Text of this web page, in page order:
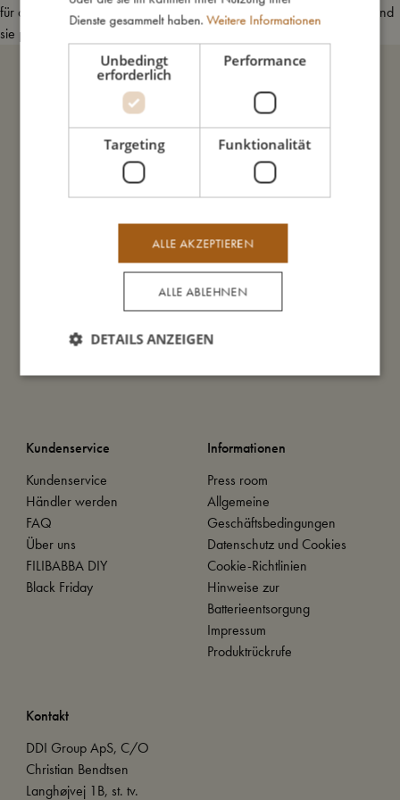
für das Kind bietet, sind die Farben der Decke insgesamt sehr ruhig und
sie passt perfekt in …
Kundenservice
Kundenservice
Händler werden
FAQ
Über uns
FILIBABBA DIY
Black Friday
Informationen
Press room
Allgemeine
Geschäftsbedingungen
Datenschutz und Cookies
Cookie-Richtlinien
Hinweise zur
Batterieentsorgung
Impressum
Produktrückrufe
Kontakt
DDI Group ApS, C/O
Christian Bendtsen
Langhøjvej 1B, st. tv.
Dienste gesammelt haben. Weitere Informationen
Unbedingt
erforderlich
Performance
Targeting Funktionalität
ALLE AKZEPTIEREN
ALLE ABLEHNEN
DETAILS ANZEIGEN